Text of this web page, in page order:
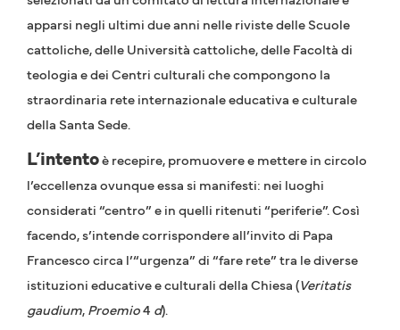
apparsi negli ultimi due anni nelle riviste delle Scuole
cattoliche, delle Università cattoliche, delle Facoltà di
teologia e dei Centri culturali che compongono la
straordinaria rete internazionale educativa e culturale
della Santa Sede.
L’intentoè recepire, promuovere e mettere in circolo
l’eccellenza ovunque essa si manifesti: nei luoghi
considerati “centro” e in quelli ritenuti “periferie”. Così
facendo, s’intende corrispondere all’invito di Papa
Francesco circa l’“urgenza” di “fare rete” tra le diverse
istituzioni educative e culturali della Chiesa (Veritatis
gaudium,Proemio4 d).